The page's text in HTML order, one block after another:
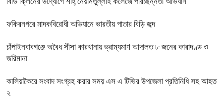
ফকিরনগরে মাদকবিরোধী অভিযানে ভারতীয় পাতার বিড়ি জব্দ
চাঁপাইনবাবগঞ্জে অবৈধ সীসা কারখানায় ভ্রাম্যমাণ আদালত ৮ জনের কারাদণ্ড ও
জরিমানা
কালিয়াকৈরে সংবাদ সংগ্রহ করার সময় এস এ টিভির উপজেলা প্রতিনিধি সহ আহত
২